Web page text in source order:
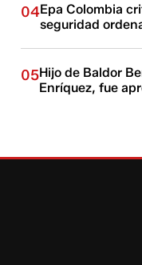
04Epa Colombia
seguridad
05Hijo de Baldor
Enríquez, fue